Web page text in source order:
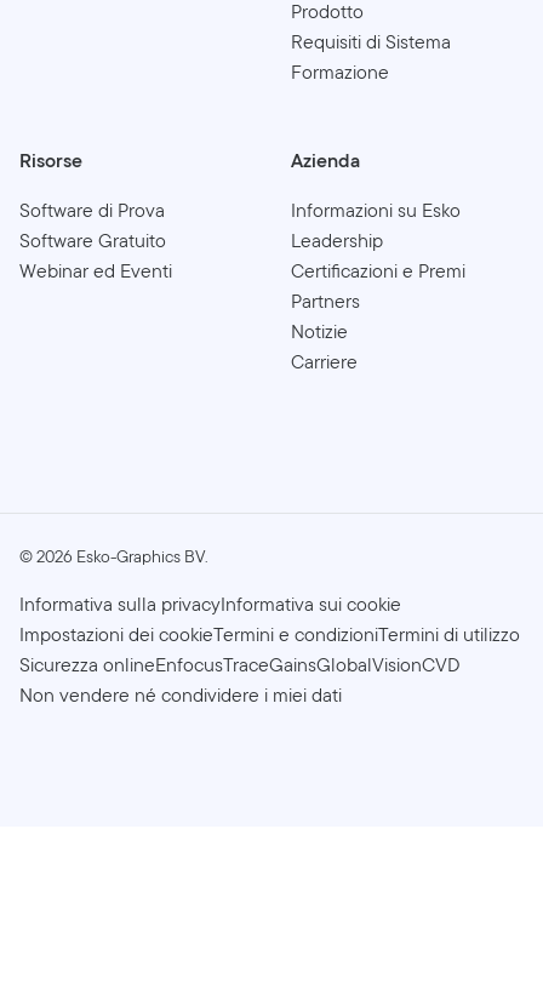
Prodotto
Requisiti di Sistema
Formazione
Risorse
Software di Prova
Software Gratuito
Webinar ed Eventi
Azienda
Informazioni su Esko
Leadership
Certificazioni e Premi
Partners
Notizie
Carriere
©2026 Esko-Graphics BV.
Informativa sulla privacyInformativa sui cookie
Impostazioni dei cookieTermini e condizioniTermini di utilizzo
Sicurezza onlineEnfocusTraceGainsGlobalVisionCVD
Non vendere né condividere i miei dati